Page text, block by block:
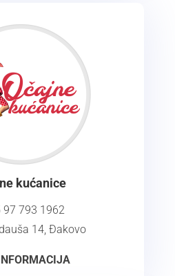
kućanice
97 793 1962
14, Đakovo